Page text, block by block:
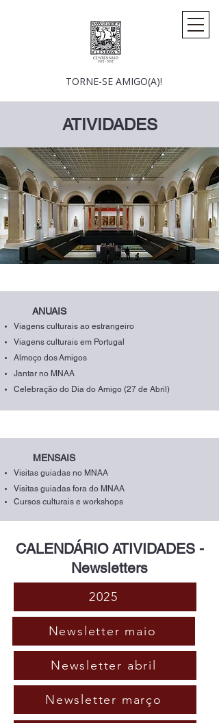
TORNE-SE AMIGO(A)!
ATIVIDADES
ANUAIS
Viagens culturais ao estrangeiro
Viagens culturais em Portugal
Almoço dosAmigos
Jantar no MNAA
Celebração do Dia do Amigo (27 de Abril)
MENSAIS
Visitas guiadas no MNAA
Visitas guiadas fora do MNAA
Cursos culturais e workshops
CALENDÁRIO ATIVIDADES -
Newsletters
2025
Newsletter maio
Newsletter abril
Newsletter março